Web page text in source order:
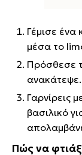
Γέμισε ένα
μέσα το
Πρόσθεσε
ανακάτεψε.
Γαρνίρεις
βασιλικό
Πώς να